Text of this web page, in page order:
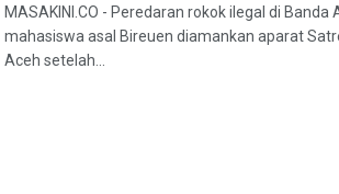
MASAKINI.CO - Peredaran rokok ilegal di Banda
mahasiswa asal Bireuen diamankan aparat
Aceh setelah...